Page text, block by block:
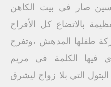
صار فى بيت الكاهن
بالاتضاع كل الأفراح
طفلها المدهش ،وتفرح
فيها الكلمة فى مريم
التي بلا زواج ليشرق